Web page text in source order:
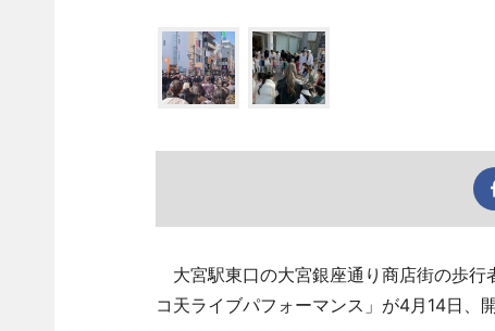
大宮駅東口の大宮銀座通り商店街の歩行
コ天ライブパフォーマンス」が4月14日、開